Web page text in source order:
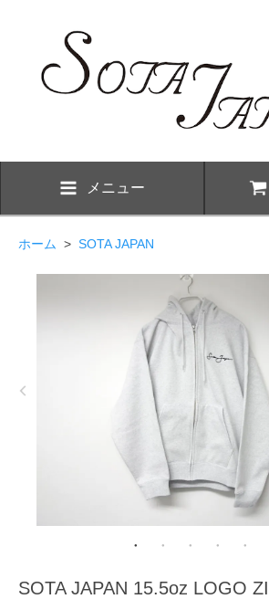
メニュー
ホーム > SOTA JAPAN
SOTA JAPAN 15.5oz LOGO